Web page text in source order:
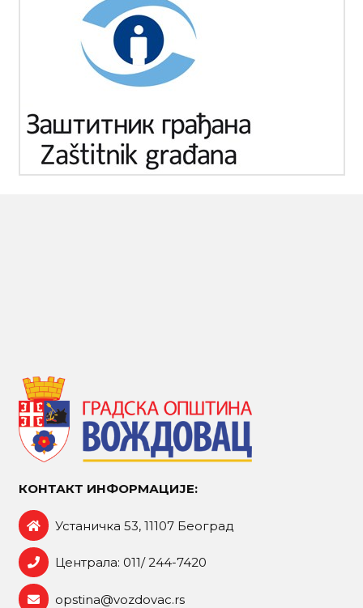
КОНТАКТ ИНФОРМАЦИЈЕ:
Устаничка 53, 11107 Београд
Централа: 011/ 244-7420
opstina@vozdovac.rs